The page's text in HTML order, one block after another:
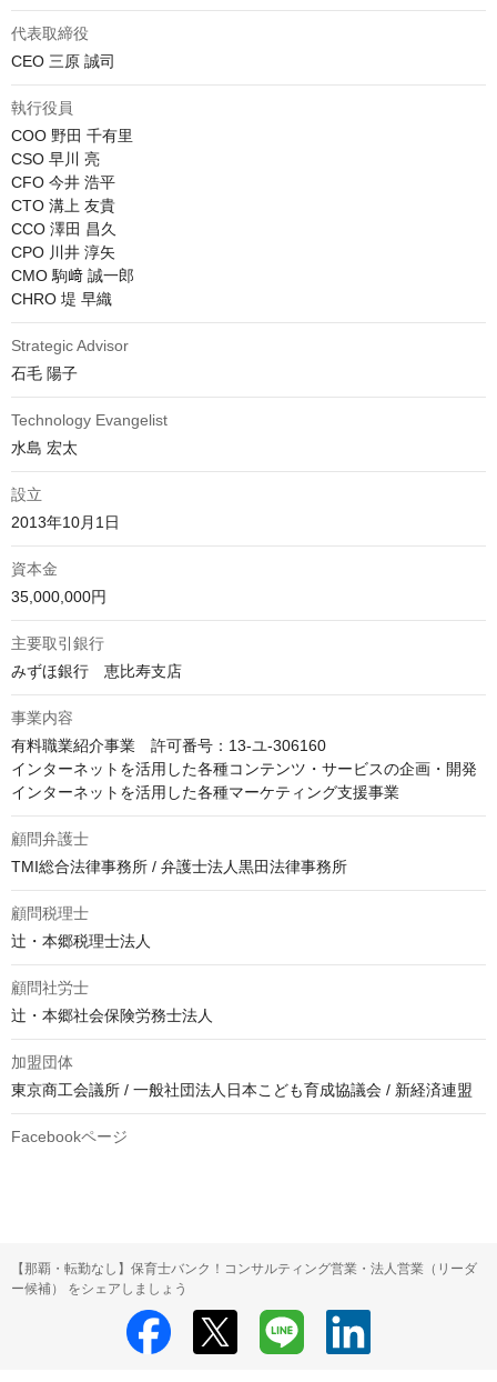
代表取締役
CEO 三原 誠司
執行役員
COO 野田 千有里
CSO 早川 亮
CFO 今井 浩平
CTO 溝上 友貴
CCO 澤田 昌久
CPO 川井 淳矢
CMO 駒﨑 誠一郎
CHRO 堤 早織
Strategic Advisor
石毛 陽子
Technology Evangelist
水島 宏太
設立
2013年10月1日
資本金
35,000,000円
主要取引銀行
みずほ銀行　恵比寿支店
事業内容
有料職業紹介事業　許可番号：13-ユ-306160
インターネットを活用した各種コンテンツ・サービスの企画・開発
インターネットを活用した各種マーケティング支援事業
顧問弁護士
TMI総合法律事務所 / 弁護士法人黒田法律事務所
顧問税理士
辻・本郷税理士法人
顧問社労士
辻・本郷社会保険労務士法人
加盟団体
東京商工会議所 / 一般社団法人日本こども育成協議会 / 新経済連盟
Facebookページ
【那覇・転勤なし】保育士バンク！コンサルティング営業・法人営業（リーダ
ー候補） をシェアしましょう